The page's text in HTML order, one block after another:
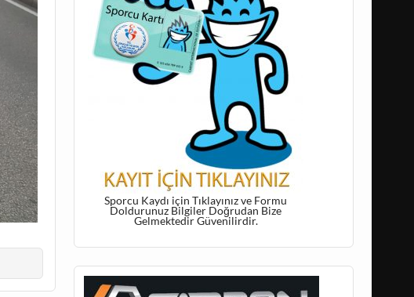
Sporcu Kaydı için Tıklayınız ve Formu
Doldurunuz Bilgiler Doğrudan Bize
Gelmektedir Güvenilirdir.